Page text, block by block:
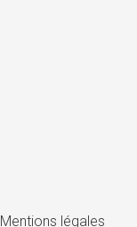
Mentions légales